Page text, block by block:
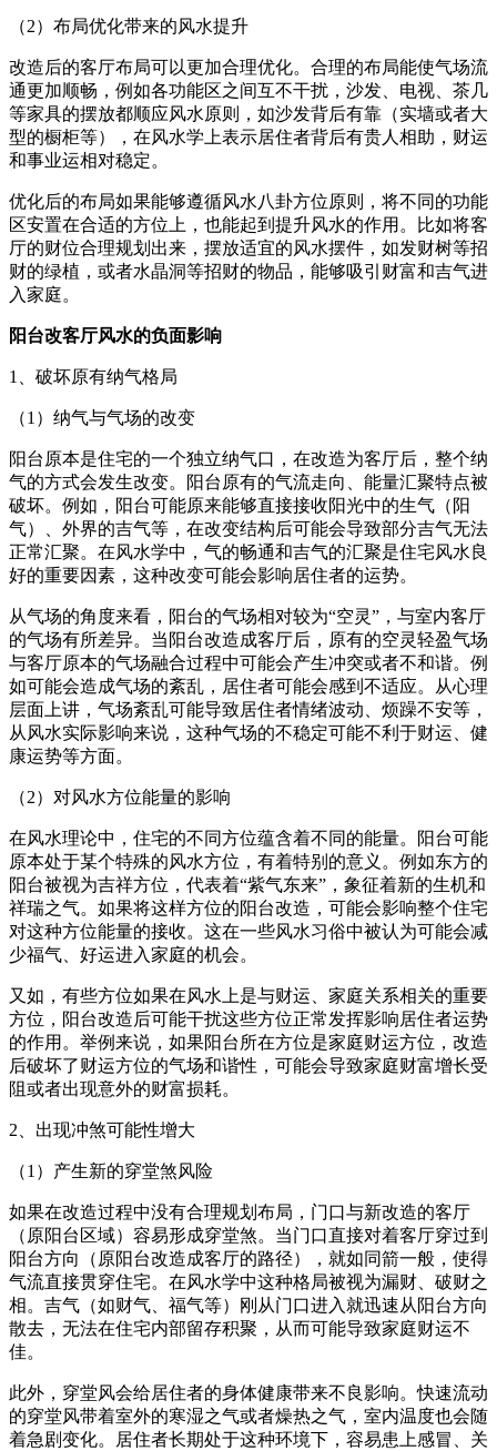
（2）布局优化带来的风水提升
改造后的客厅布局可以更加合理优化。合理的布局能使气场流
通更加顺畅，例如各功能区之间互不干扰，沙发、电视、茶几
等家具的摆放都顺应风水原则，如沙发背后有靠（实墙或者大
型的橱柜等），在风水学上表示居住者背后有贵人相助，财运
和事业运相对稳定。
优化后的布局如果能够遵循风水八卦方位原则，将不同的功能
区安置在合适的方位上，也能起到提升风水的作用。比如将客
厅的财位合理规划出来，摆放适宜的风水摆件，如发财树等招
财的绿植，或者水晶洞等招财的物品，能够吸引财富和吉气进
入家庭。
阳台改客厅风水的负面影响
1、破坏原有纳气格局
（1）纳气与气场的改变
阳台原本是住宅的一个独立纳气口，在改造为客厅后，整个纳
气的方式会发生改变。阳台原有的气流走向、能量汇聚特点被
破坏。例如，阳台可能原来能够直接接收阳光中的生气（阳
气）、外界的吉气等，在改变结构后可能会导致部分吉气无法
正常汇聚。在风水学中，气的畅通和吉气的汇聚是住宅风水良
好的重要因素，这种改变可能会影响居住者的运势。
从气场的角度来看，阳台的气场相对较为“空灵”，与室内客厅
的气场有所差异。当阳台改造成客厅后，原有的空灵轻盈气场
与客厅原本的气场融合过程中可能会产生冲突或者不和谐。例
如可能会造成气场的紊乱，居住者可能会感到不适应。从心理
层面上讲，气场紊乱可能导致居住者情绪波动、烦躁不安等，
从风水实际影响来说，这种气场的不稳定可能不利于财运、健
康运势等方面。
（2）对风水方位能量的影响
在风水理论中，住宅的不同方位蕴含着不同的能量。阳台可能
原本处于某个特殊的风水方位，有着特别的意义。例如东方的
阳台被视为吉祥方位，代表着“紫气东来”，象征着新的生机和
祥瑞之气。如果将这样方位的阳台改造，可能会影响整个住宅
对这种方位能量的接收。这在一些风水习俗中被认为可能会减
少福气、好运进入家庭的机会。
又如，有些方位如果在风水上是与财运、家庭关系相关的重要
方位，阳台改造后可能干扰这些方位正常发挥影响居住者运势
的作用。举例来说，如果阳台所在方位是家庭财运方位，改造
后破坏了财运方位的气场和谐性，可能会导致家庭财富增长受
阻或者出现意外的财富损耗。
2、出现冲煞可能性增大
（1）产生新的穿堂煞风险
如果在改造过程中没有合理规划布局，门口与新改造的客厅
（原阳台区域）容易形成穿堂煞。当门口直接对着客厅穿过到
阳台方向（原阳台改造成客厅的路径），就如同箭一般，使得
气流直接贯穿住宅。在风水学中这种格局被视为漏财、破财之
相。吉气（如财气、福气等）刚从门口进入就迅速从阳台方向
散去，无法在住宅内部留存积聚，从而可能导致家庭财运不
佳。
此外，穿堂风会给居住者的身体健康带来不良影响。快速流动
的穿堂风带着室外的寒湿之气或者燥热之气，室内温度也会随
着急剧变化。居住者长期处于这种环境下，容易患上感冒、关